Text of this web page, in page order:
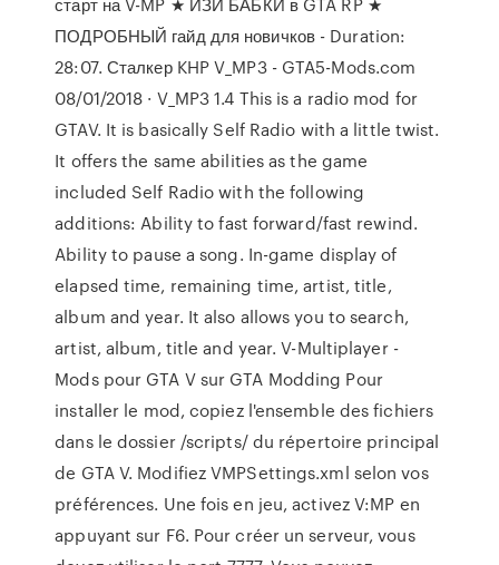
ПОДРОБНЫЙ гайд для новичков - Duration:
28:07. Сталкер KHP V_MP3 - GTA5-Mods.com
08/01/2018 · V_MP3 1.4 This is a radio mod for
GTAV. It is basically Self Radio with a little twist.
It offers the same abilities as the game
included Self Radio with the following
additions: Ability to fast forward/fast rewind.
Ability to pause a song. In-game display of
elapsed time, remaining time, artist, title,
album and year. It also allows you to search,
artist, album, title and year. V-Multiplayer -
Mods pour GTA V sur GTA Modding Pour
installer le mod, copiez l'ensemble des fichiers
dans le dossier /scripts/ du répertoire principal
de GTA V. Modifiez VMPSettings.xml selon vos
préférences. Une fois en jeu, activez V:MP en
appuyant sur F6. Pour créer un serveur, vous